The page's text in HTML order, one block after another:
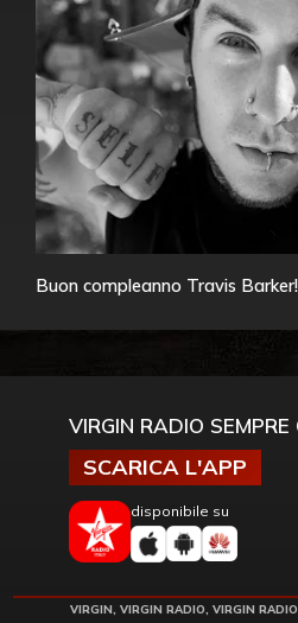
Buon compleanno Travis Barker!
VIRGIN RADIO SEMPRE
SCARICA L'APP
disponibile su
VIRGIN, VIRGIN RADIO, VIRGIN